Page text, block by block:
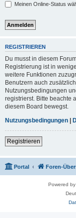
Meinen Online-Status
REGISTRIEREN
Du musst in diesem
Registrierung ist in
weitere Funktionen
Benutzern auch
Nutzungsbedingungen
registrierst. Bitte beachte
diesem Board bewegst.
Nutzungsbedingungen |
Registrieren
Portal Foren-
Powered by